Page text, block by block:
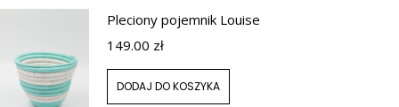
Pleciony pojemnik Louise
149.00 zł
DODAJ DO KOSZYKA